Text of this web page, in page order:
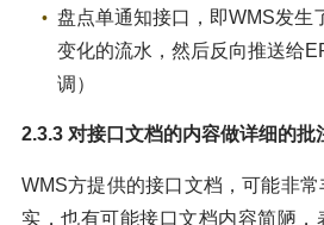
盘点单通知接口，即WMS发生
变化的流水，然后反向推送给
调）
2.3.3 对接口文档的内容做详细的批
WMS方提供的接口文档，可能非
实，也有可能接口文档内容简陋，